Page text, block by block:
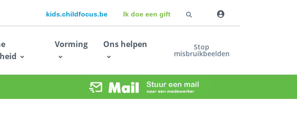
kids.childfocus.be Ik doe een gift
Vorming Ons helpen Stop
misbruikbeelden